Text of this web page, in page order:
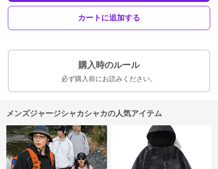
カートに追加する
購入時のルール
必ず購入前にお読みください。
メンズジャージシャカシャカの人気アイテム